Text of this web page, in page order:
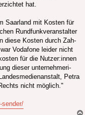
hat.
Saar­land mit Kos­ten für
Rund­funk­ver­an­stal­ter
die­se Kos­ten durch Zah­
Voda­fone lei­der nicht
für die Nutzer:innen
die­ser unter­neh­me­ri­
Petra
nicht möglich."
sender/